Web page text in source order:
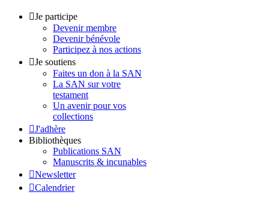
Je participe
Devenir membre
Devenir bénévole
Participez à nos actions
Je soutiens
Faites un don à la SAN
La SAN sur votre
testament
Un avenir pour vos
collections
J'adhère
Bibliothèques
Publications SAN
Manuscrits & incunables
Newsletter
Calendrier